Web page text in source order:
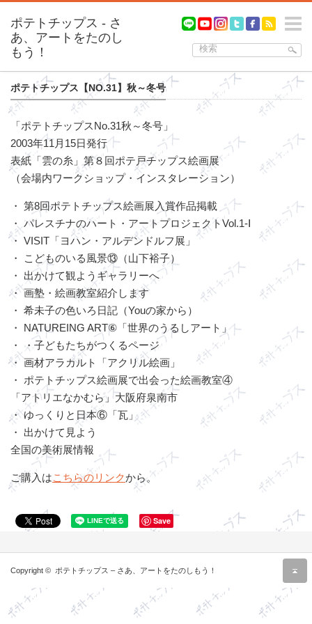
ポテトチップス【NO.31】秋～冬号
「ポテトチップスNo.31秋～冬号」
2003年11月15日発行
表紙「雲の糸」第８回ポテ戸チップス絵画展
（会場内ワークショップ・インスタレーション）
・ 第8回ポテトチップス絵画展入賞作品掲載
・ パレスチナのハート・アートプロジェクトVol.1-Ⅰ
・ VISIT「ヨハン・アルデンドルフ展」
・ こどものいる風景⑬（山下裕子）
・ 出かけて観ようギャラリーへ
・ 画塾・絵画教室紹介します
・ 希未子の色いろ日記（Youの家から）
・ NATUREING ART⑥「世界のうるしアート」
・ ・子どもたちがつくるページ
・ 画材アラカルト「アクリル絵画」
・ ポテトチップス絵画展で出会った絵画教室④
「アトリエなかむら」大阪府泉南市
・ ゆっくりと日本⑥「瓦」
・ 出かけて見よう
全国の美術展情報
ご購入はこちらのリンクから。
Save
Copyright © ポテトチップス – さあ、アートをたのしもう！